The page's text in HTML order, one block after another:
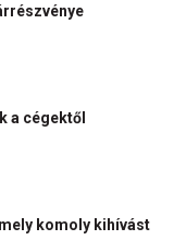
a cégektől
komoly kihívást